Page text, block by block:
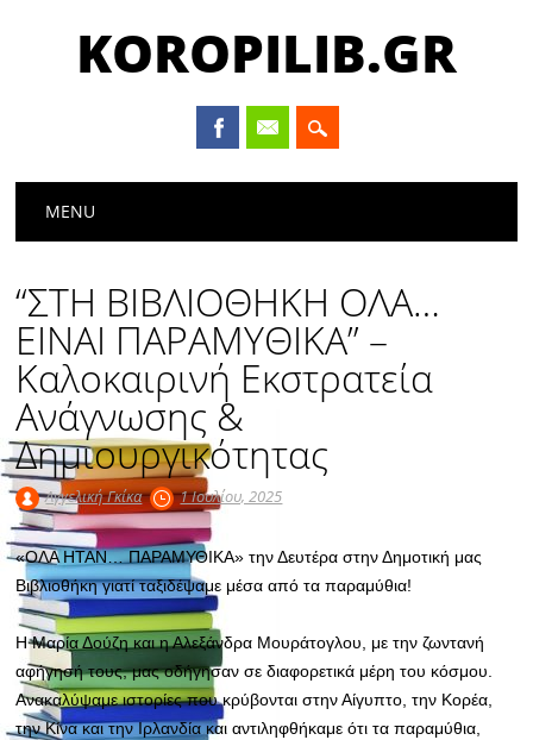
KOROPILIB.GR
Main menu
MENU
“ΣΤΗ ΒΙΒΛΙΟΘΗΚΗ ΟΛΑ…
ΕΙΝΑΙ ΠΑΡΑΜΥΘΙΚΑ” –
Καλοκαιρινή Εκστρατεία
Ανάγνωσης &
Δημιουργικότητας
Αγγελική Γκίκα 1 Ιουλίου, 2025
«ΟΛΑ ΗΤΑΝ… ΠΑΡΑΜΥΘΙΚΑ» την Δευτέρα στην Δημοτική μας
Βιβλιοθήκη γιατί ταξιδέψαμε μέσα από τα παραμύθια!
ΗΜαρία Δούζη και η Αλεξάνδρα Μουράτογλου, με την ζωντανή
αφήγησή τους, μας οδήγησαν σε διαφορετικά μέρη του κόσμου.
Ανακαλύψαμε ιστορίες που κρύβονται στην Αίγυπτο, την Κορέα,
την Κίνα και την Ιρλανδία και αντιληφθήκαμε ότι τα παραμύθια,